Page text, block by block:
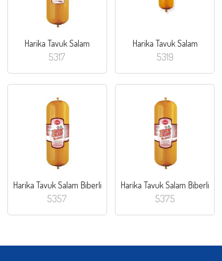
Harika Tavuk Salam
5317
Harika Tavuk Salam
5319
Harika Tavuk Salam Biberli
5357
Harika Tavuk Salam Biberli
5375